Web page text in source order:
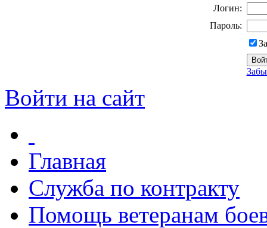
Логин:
Пароль:
Войти на сайт
Главная
Служба по контракту
Помощь ветеранам